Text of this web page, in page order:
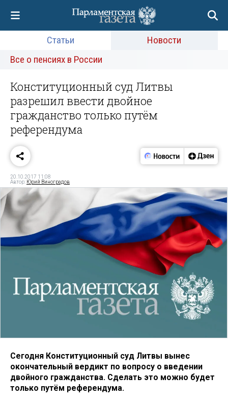
Статьи
Новости
Все о пенсиях в России
Конституционный суд Литвы
разрешил ввести двойное
гражданство только путём
референдума
20.10.2017 11:08
Автор: Юрий Виноградов
Сегодня Конституционный суд Литвы вынес
окончательный вердикт по вопросу о введении
двойного гражданства. Сделать это можно будет
только путём референдума.